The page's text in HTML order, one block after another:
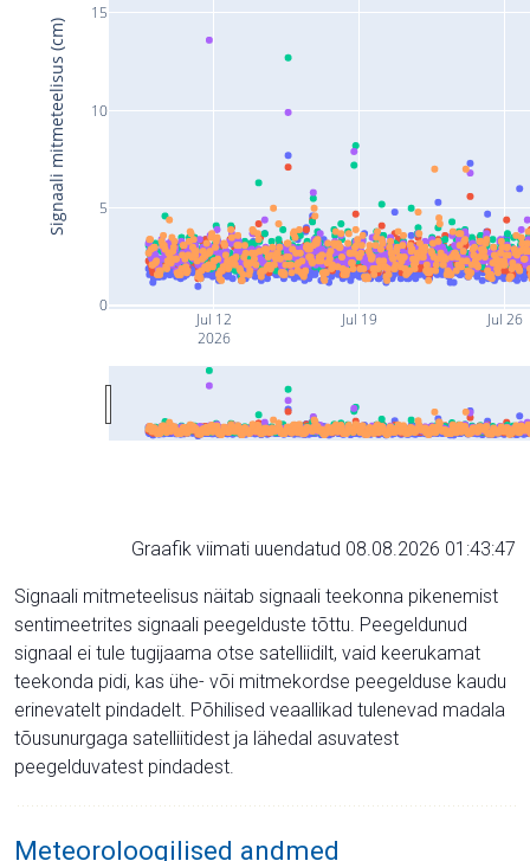
Jul 12
2026
Jul 19 Jul 26
0
5
10
15
Signaali mitmeteelisus (cm)
Graafik viimati uuendatud 08.08.2026 01:43:47
Signaali mitmeteelisus näitab signaali teekonna pikenemist
sentimeetrites signaali peegelduste tõttu. Peegeldunud
signaal ei tule tugijaama otse satelliidilt, vaid keerukamat
teekonda pidi, kas ühe- või mitmekordse peegelduse kaudu
erinevatelt pindadelt. Põhilised veaallikad tulenevad madala
tõusunurgaga satelliitidest ja lähedal asuvatest
peegelduvatest pindadest.
Meteoroloogilised andmed